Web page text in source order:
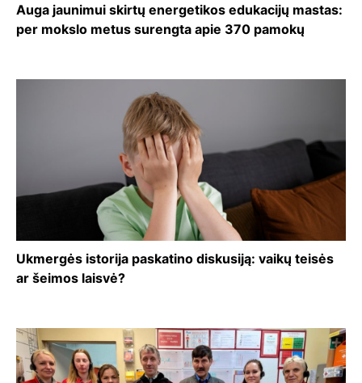
Auga jaunimui skirtų energetikos edukacijų mastas:
per mokslo metus surengta apie 370 pamokų
Ukmergės istorija paskatino diskusiją: vaikų teisės
ar šeimos laisvė?